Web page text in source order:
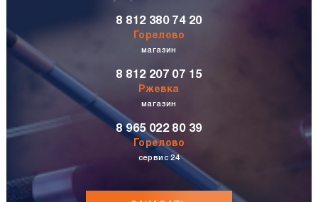
8 812 380 74 20
Горелово
магазин
8 812 207 07 15
Ржевка
магазин
8 965 022 80 39
Горелово
сервис 24